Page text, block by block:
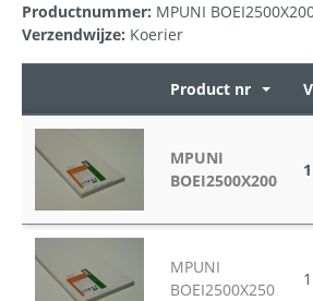
Productnummer: MPUNI
Verzendwijze: Koerier
Product nr
MPUNI
BOEI2500X200
1
MPUNI
BOEI2500X250
1